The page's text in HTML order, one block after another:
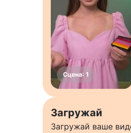
Загружай
Загружай ваше